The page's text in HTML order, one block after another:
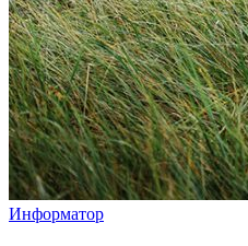
Информатор